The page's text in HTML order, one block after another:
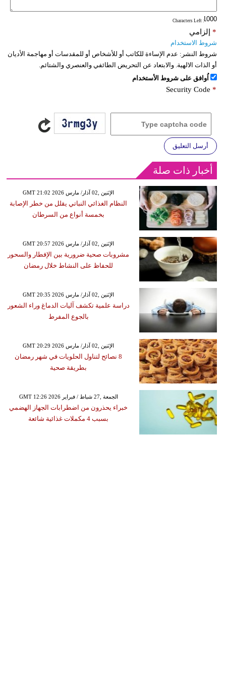
: Characters Left
إلزامي *
شروط الاستخدام
شروط النشر: عدم الإساءة للكاتب أو للأشخاص أو للمقدسات أو مهاجمة الأديان
أو الذات الالهية. والابتعاد عن التحريض الطائفي والعنصري والشتائم.
اُوافق على شروط الأستخدام
Security Code *
أرسل التعليق
أخبار ذات صلة
GMT 21:02 2026 الإثنين ,02 آذار/ مارس
النظام الغذائي النباتي يقلل من خطر الإصابة
بخمسة أنواع من السرطان
GMT 20:57 2026 الإثنين ,02 آذار/ مارس
مشروبات صحية ضرورية بين الإفطار والسحور
للحفاظ على النشاط خلال رمضان
GMT 20:35 2026 الإثنين ,02 آذار/ مارس
دراسة علمية تكشف آليات الدماغ وراء الشعور
بالجوع المفرط
GMT 20:29 2026 الإثنين ,02 آذار/ مارس
8 نصائح لتناول الحلويات في شهر رمضان
بطريقة صحية
GMT 12:26 2026 الجمعة ,27 شباط / فبراير
خبراء يحذرون من اضطرابات الجهاز الهضمي
بسبب 4 مكملات غذائية شائعة